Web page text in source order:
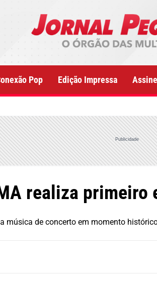
Pop Edição Impressa Assine
Publicidade
realiza primeiro
música de concerto em momento